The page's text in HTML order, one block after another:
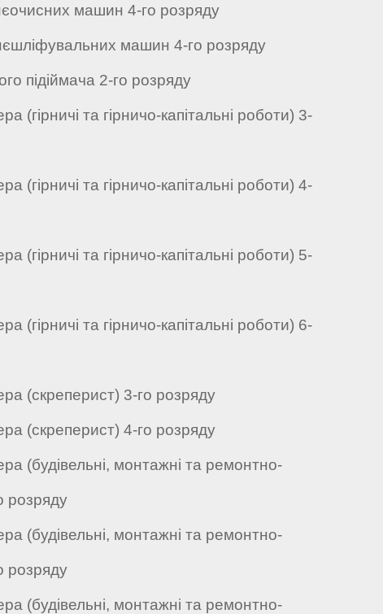
машин 4-го розряду
машин 4-го розряду
підіймача 2-го розряду
(гірничі та гірничо-капітальні роботи) 3-
(гірничі та гірничо-капітальні роботи) 4-
(гірничі та гірничо-капітальні роботи) 5-
(гірничі та гірничо-капітальні роботи) 6-
(скреперист) 3-го розряду
(скреперист) 4-го розряду
(будівельні, монтажні та ремонтно-
розряду
(будівельні, монтажні та ремонтно-
розряду
(будівельні, монтажні та ремонтно-